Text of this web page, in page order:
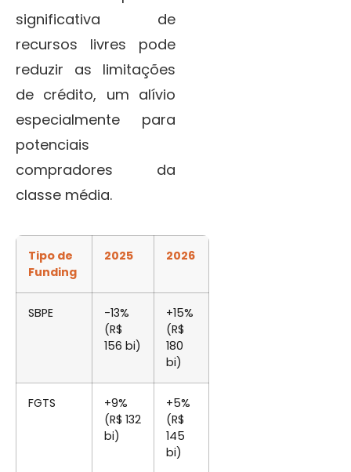
significativa de
recursos livres pode
reduzir as limitações
de crédito, um alívio
especialmente para
potenciais
compradores da
classe média.
Tipo de
Funding
2025 2026
SBPE
-13%
(R$
156 bi)
+15%
(R$
180
bi)
FGTS
+9%
(R$ 132
bi)
+5%
(R$
145
bi)